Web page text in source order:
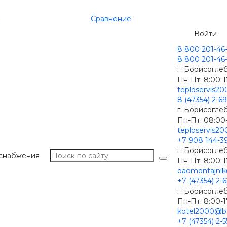
Сравнение
Войти
8 800 201-
8 800 201-
г.
Пн-Пт: 8:00-
8 (47354) 2-
г.
Пн-Пт:
+7 908 144-
г.
Пн-Пт: 8:00-
+7 (47354) 2-
г.
Пн-Пт: 8:00-
+7 (47354) 2-